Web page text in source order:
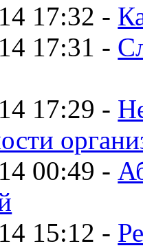
17:32 -
17:31 -
17:29 -
00:49 -
15:12 -